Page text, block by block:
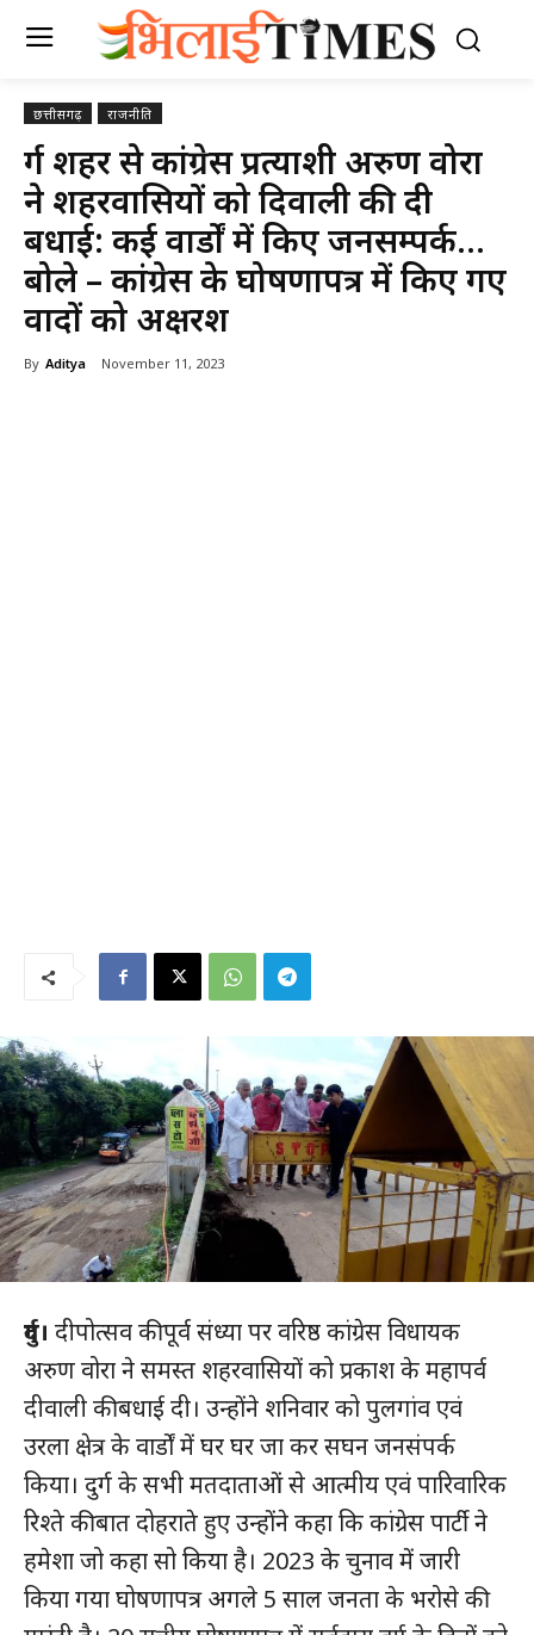
छत्तीसगढ़ राजनीति
दुर्ग शहर से कांग्रेस प्रत्याशी अरुण वोरा
ने शहरवासियों को दिवाली की दी
बधाई: कई वार्डों में किए जनसम्पर्क…
बोले – कांग्रेस के घोषणापत्र में किए गए
वादों को अक्षरश
By Aditya November 11, 2023
दुर्ग। दीपोत्सव की पूर्व संध्या पर वरिष्ठ कांग्रेस विधायक
अरुण वोरा ने समस्त शहरवासियों को प्रकाश के महापर्व
दीवाली की बधाई दी। उन्होंने शनिवार को पुलगांव एवं
उरला क्षेत्र के वार्डों में घर घर जा कर सघन जनसंपर्क
किया। दुर्ग के सभी मतदाताओं से आत्मीय एवं पारिवारिक
रिश्ते की बात दोहराते हुए उन्होंने कहा कि कांग्रेस पार्टी ने
हमेशा जो कहा सो किया है। 2023 के चुनाव में जारी
किया गया घोषणापत्र अगले 5 साल जनता के भरोसे की